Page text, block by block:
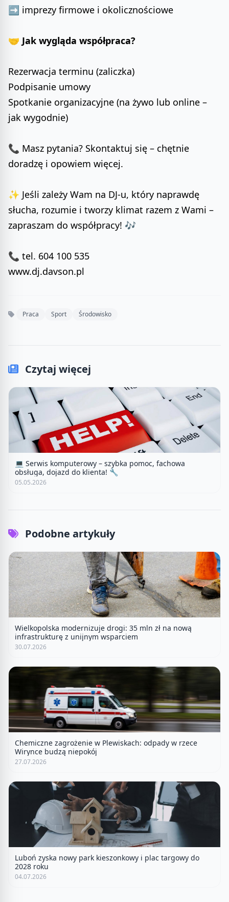
➡️ imprezy firmowe i okolicznościowe
🤝 Jak wygląda współpraca?
Rezerwacja terminu (zaliczka)
Podpisanie umowy
Spotkanie organizacyjne (na żywo lub online –
jak wygodnie)
📞 Masz pytania? Skontaktuj się – chętnie
doradzę i opowiem więcej.
✨ Jeśli zależy Wam na DJ-u, który naprawdę
słucha, rozumie i tworzy klimat razem z Wami –
zapraszam do współpracy! 🎶
📞 tel. 604 100 535
www.dj.davson.pl
Praca Sport Środowisko
Czytaj więcej
💻 Serwis komputerowy – szybka pomoc, fachowa
obsługa, dojazd do klienta! 🔧
05.05.2026
Podobne artykuły
Wielkopolska modernizuje drogi: 35 mln zł na nową
infrastrukturę z unijnym wsparciem
30.07.2026
Chemiczne zagrożenie w Plewiskach: odpady w rzece
Wirynce budzą niepokój
27.07.2026
Luboń zyska nowy park kieszonkowy i plac targowy do
2028 roku
04.07.2026